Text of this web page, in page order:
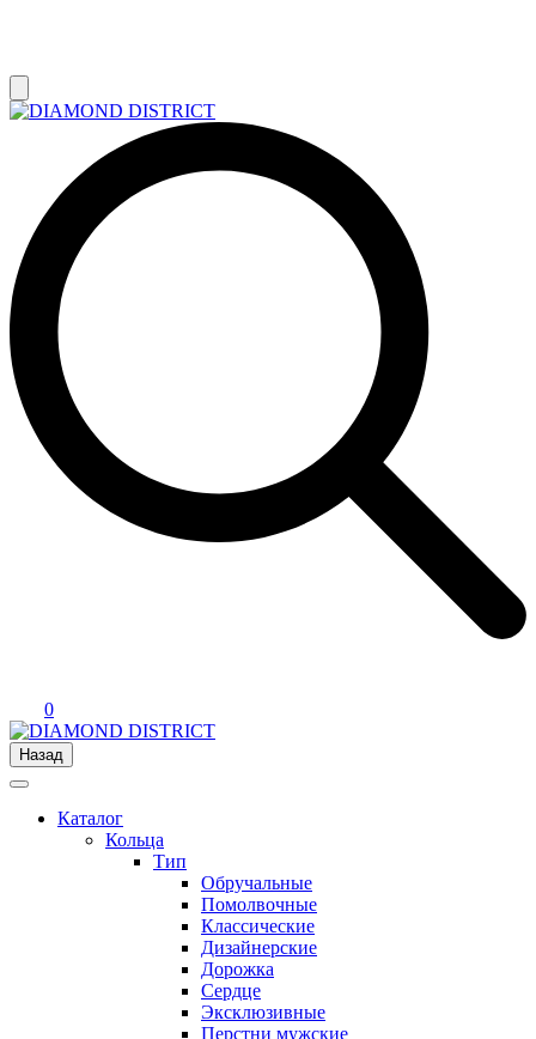
0
Назад
Каталог
Кольца
Тип
Обручальные
Помолвочные
Классические
Дизайнерские
Дорожка
Сердце
Эксклюзивные
Перстни мужские